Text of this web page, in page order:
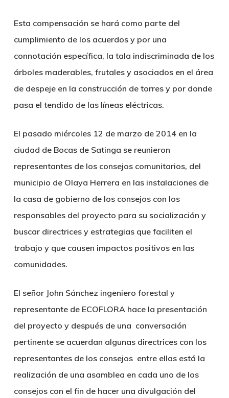
Esta compensación se hará como parte del
cumplimiento de los acuerdos y por una
connotación específica, la tala indiscriminada de los
árboles maderables, frutales y asociados en el área
de despeje en la construcción de torres y por donde
pasa el tendido de las líneas eléctricas.
El pasado miércoles 12 de marzo de 2014 en la
ciudad de Bocas de Satinga se reunieron
representantes de los consejos comunitarios, del
municipio de Olaya Herrera en las instalaciones de
la casa de gobierno de los consejos con los
responsables del proyecto para su socialización y
buscar directrices y estrategias que faciliten el
trabajo y que causen impactos positivos en las
comunidades.
El señor John Sánchez ingeniero forestal y
representante de ECOFLORA hace la presentación
del proyecto y después de una conversación
pertinente se acuerdan algunas directrices con los
representantes de los consejos entre ellas está la
realización de una asamblea en cada uno de los
consejos con el fin de hacer una divulgación del